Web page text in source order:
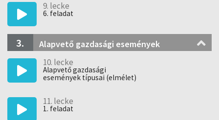
9. lecke
6. feladat
3. Alapvető gazdasági események
10. lecke
Alapvető gazdasági
események típusai (elmélet)
11. lecke
1. feladat